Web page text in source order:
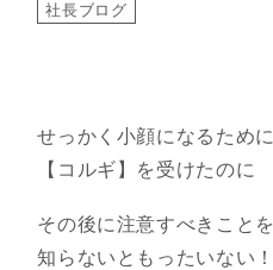
社長ブログ
せっかく小顔になるために
【コルギ】を受けたのに
その後に注意すべきことを
知らないともったいない！